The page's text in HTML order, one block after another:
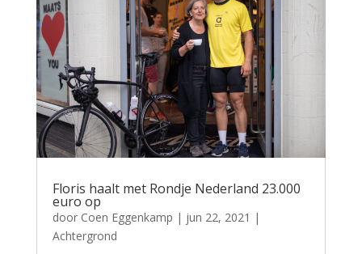
Floris haalt met Rondje Nederland 23.000
euro op
door Coen Eggenkamp | jun 22, 2021 |
Achtergrond